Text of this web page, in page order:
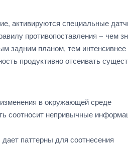
активируются специальные
противопоставления — чем
задним планом, тем интенсивнее
продуктивно отсеивать
в окружающей среде
соотносит непривычные
паттерны для соотнесения